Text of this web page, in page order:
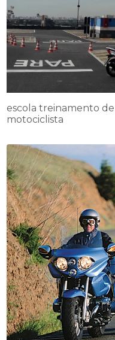
escola treinamento
motociclista